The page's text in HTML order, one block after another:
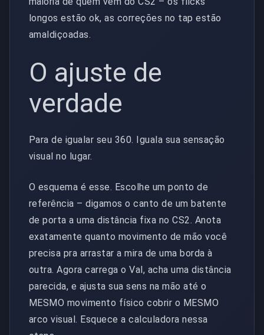
longos estão ok, as correções no tap estão
amaldiçoadas.
O ajuste de
verdade
Para de igualar seu 360. Iguala sua sensação
visual no lugar.
O esquema é esse. Escolhe um ponto de
referência – digamos o canto de um batente
de porta a uma distância fixa no CS2. Anota
exatamente quanto movimento de mão você
precisa pra arrastar a mira de uma borda à
outra. Agora carrega o Val, acha uma distância
parecida, e ajusta sua sens na mão até o
MESMO movimento físico cobrir o MESMO
arco visual. Esquece a calculadora nessa